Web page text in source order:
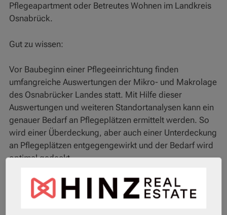
Pflegeapartment oder Betreutes Wohnen im Landkreis
Osnabrück.
Gut zu wissen:
Vor Baubeginn einer Pflegeeinrichtung finden
umfangreiche Auswertungen der Mikro- und Makrolage
des Osnabrücker Landes statt. Mit Hilfe dieser
Auswertungen und weiteren Standortanalysen kann ein
genauer Bedarf an Pflegeplätzen ermittelt werden. So
wird einer Überdeckung, aber auch einer Unterdeckung
an Pflegeplätzen entgegengewirkt und der Bedarf wird
optimal gedeckt.
Fragt man die Osnabrücker Bevölkerung, so hört man
heraus, wie glücklich sie in ihrem Landkreis sind. Wer